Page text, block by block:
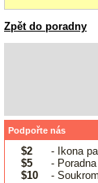
Zpět do poradny
Podpořte nás
$2
- Ikona
$5
-
$10
-